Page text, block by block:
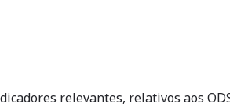
relevantes, relativos aos